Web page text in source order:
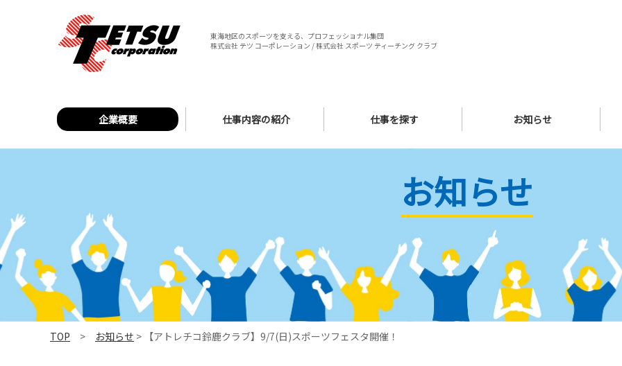
東海地区のスポーツを支える、プロフェッショナル集団
株式会社 テツ コーポレーション / 株式会社 スポーツ ティーチング クラブ
企業概要 仕事内容の紹介 仕事を探す お知らせ
お知らせ
TOP > お知らせ > 【アトレチコ鈴鹿クラブ】9/7(日)スポーツフェスタ開催！